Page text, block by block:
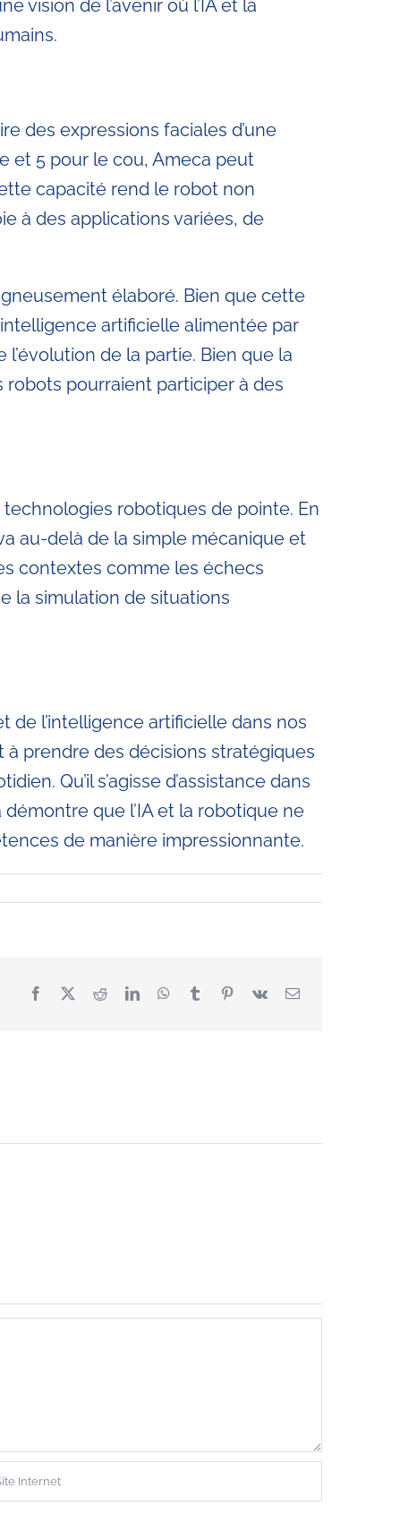
vision de l’avenir où l’IA et la
des expressions faciales d’une
et 5 pour le cou, Ameca peut
capacité rend le robot non
à des applications variées, de
élaboré. Bien que cette
artificielle alimentée par
de la partie. Bien que la
pourraient participer à des
robotiques de pointe. En
au-delà de la simple mécanique et
contextes comme les échecs
la simulation de situations
de l’intelligence artificielle dans nos
à prendre des décisions stratégiques
Qu’il s’agisse d’assistance dans
que l’IA et la robotique ne
de manière impressionnante.
Facebook RedditLinkedInWhatsApp
Tumblr Pinterest
Vk Email